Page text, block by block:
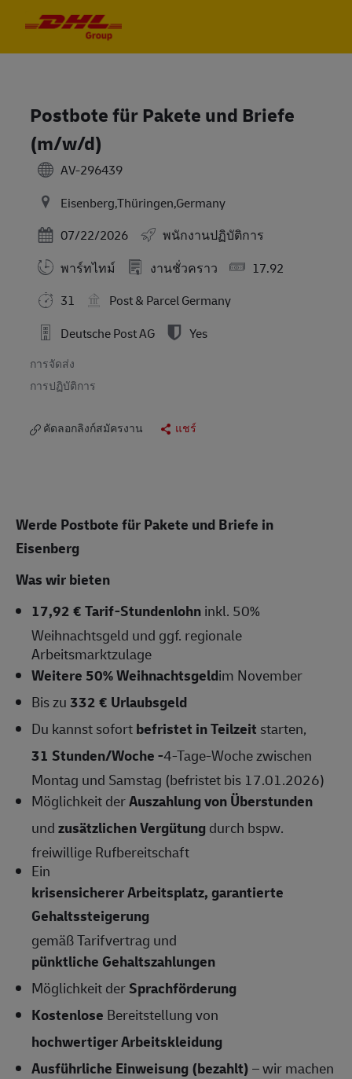
Postbote für Pakete und Briefe
(m/w/d)
AV-296439
Eisenberg,Thüringen,Germany
Posted Date
07/22/2026
พนักงานปฏิบัติการ
พาร์ทไทม์
งานชั่วคราว
17.92
31
Post & Parcel Germany
Deutsche Post AG
Yes
การจัดส่ง
การปฏิบัติการ
คัดลอกลิงก์สมัครงาน แชร์
Werde Postbote für Pakete und Briefe in
Eisenberg
Was wir bieten
17,92 € Tarif-Stundenlohninkl. 50%
Weihnachtsgeld und ggf. regionale
Arbeitsmarktzulage
Weitere 50% Weihnachtsgeldim November
Bis zu332 € Urlaubsgeld
Du kannst sofortbefristet in Teilzeit starten,
31 Stunden/Woche -4-Tage-Woche zwischen
Montag und Samstag (befristet bis 17.01.2026)
Möglichkeit derAuszahlung von Überstunden
undzusätzlichen Vergütungdurch bspw.
freiwillige Rufbereitschaft
Ein
krisensicherer Arbeitsplatz, garantierte
Gehaltssteigerung
gemäß Tarifvertrag und
pünktliche Gehaltszahlungen
Möglichkeit derSprachförderung
Kostenlose Bereitstellung von
hochwertiger Arbeitskleidung
Ausführliche Einweisung (bezahlt)– wir machen